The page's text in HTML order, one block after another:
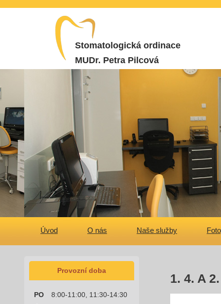
Stomatologická ordinace
MUDr. Petra Pilcová
Úvod O nás Naše služby
Provozní doba
PO
8:00-11:00, 11:30-14:30
1. 4. A